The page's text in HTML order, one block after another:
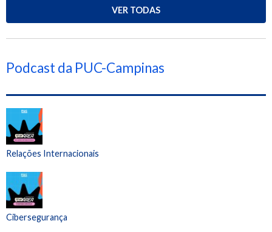
VER TODAS
Podcast da PUC-Campinas
Relações Internacionais
Cibersegurança